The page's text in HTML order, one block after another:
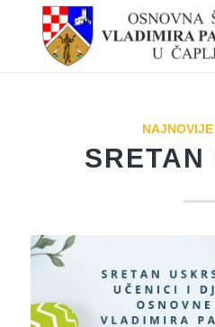
SRETAN